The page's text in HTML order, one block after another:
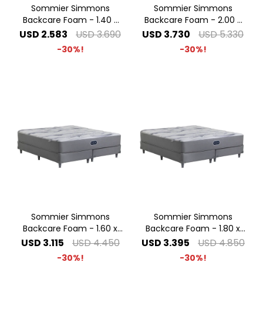
Sommier Simmons
Backcare Foam - 1.40 x
1.90 2 Plazas
USD 2.583 USD3.690
30
Sommier Simmons
Backcare Foam - 2.00 x
2.00 Super King
USD 3.730 USD5.330
30
Sommier Simmons
Backcare Foam - 1.60 x
2.00 Queen
USD 3.115 USD4.450
30
Sommier Simmons
Backcare Foam - 1.80 x
2.00 King
USD 3.395 USD4.850
30